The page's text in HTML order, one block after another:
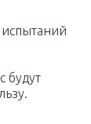
будут